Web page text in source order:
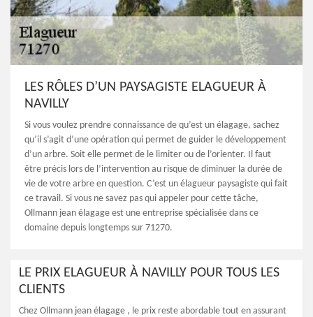
LES RÔLES D’UN PAYSAGISTE ELAGUEUR À
NAVILLY
Si vous voulez prendre connaissance de qu’est un élagage, sachez
qu’il s’agit d’une opération qui permet de guider le développement
d’un arbre. Soit elle permet de le limiter ou de l’orienter. Il faut
être précis lors de l’intervention au risque de diminuer la durée de
vie de votre arbre en question. C’est un élagueur paysagiste qui fait
ce travail. Si vous ne savez pas qui appeler pour cette tâche,
Ollmann jean élagage est une entreprise spécialisée dans ce
domaine depuis longtemps sur 71270.
LE PRIX ELAGUEUR À NAVILLY POUR TOUS LES
CLIENTS
Chez Ollmann jean élagage , le prix reste abordable tout en assurant